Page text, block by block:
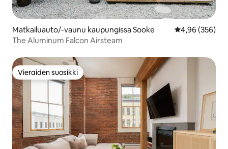
Matkailuauto/-vaunu kaupungissa Sooke
4,96 (356)
The Aluminum Falcon Airsteam
Vieraiden suosikki
Vieraiden suosikki